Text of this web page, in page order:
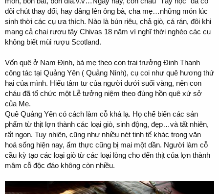
đôi chút thay đổi, hay dâng lên ông bà, cha mẹ…những món lúc
sinh thời các cụ ưa thích. Nào là bún riêu, chả giò, cá rán, đôi khi
mang cả chai rượu tây Chivas 18 năm vì nghĩ thời nghèo các cụ
không biết mùi rượu Scotland.
Vốn quê ở Nam Định, bà mẹ theo con trai trưởng Đinh Thanh
công tác tại Quảng Yên ( Quảng Ninh), cụ coi như quê hương thứ
hai của mình. Hiểu tâm tư của người dưới suối vàng, nên con
cháu đã tổ chức một Lễ tưởng niệm theo đúng hồn quê xứ sở
của Mẹ.
Quê Quảng Yên có cách làm cỗ khá lạ. Họ chế biến các sản
phẩm từ thịt lợn thành các loại giò, sinh động, đẹp…và tất nhiên,
rất ngon. Tuy nhiên, cũng như nhiều nét tinh tế khác trong văn
hoá sống hiện nay, ẩm thực cũng bị mai một dần. Người làm cỗ
cầu kỳ tạo các loại giò từ các loại lòng cho đến thịt của lợn thành
mâm cỗ độc đáo không còn nhiều.